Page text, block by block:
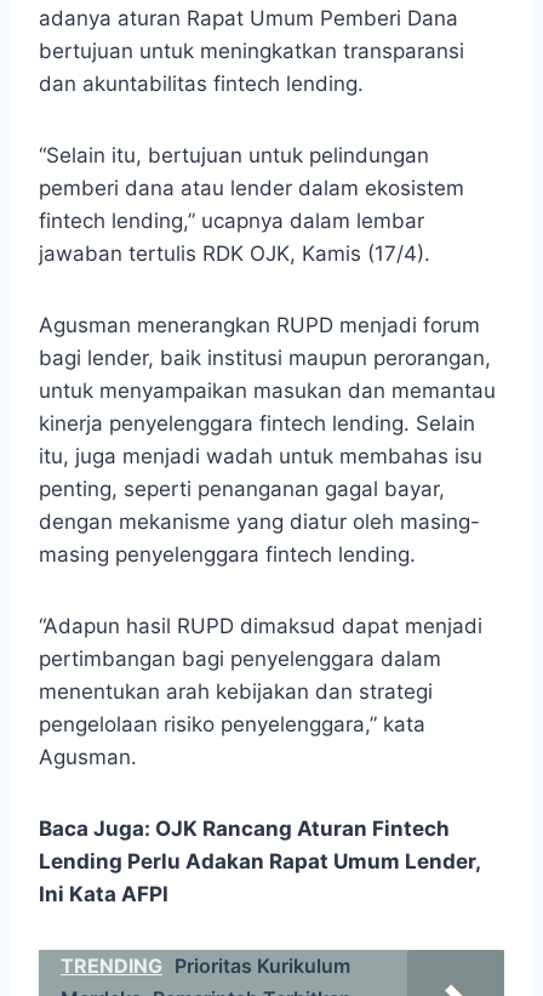
adanya aturan Rapat Umum Pemberi Dana
bertujuan untuk meningkatkan transparansi
dan akuntabilitas fintech lending.
“Selain itu, bertujuan untuk pelindungan
pemberi dana atau lender dalam ekosistem
fintech lending,” ucapnya dalam lembar
jawaban tertulis RDK OJK, Kamis (17/4).
Agusman menerangkan RUPD menjadi forum
bagi lender, baik institusi maupun perorangan,
untuk menyampaikan masukan dan memantau
kinerja penyelenggara fintech lending. Selain
itu, juga menjadi wadah untuk membahas isu
penting, seperti penanganan gagal bayar,
dengan mekanisme yang diatur oleh masing-
masing penyelenggara fintech lending.
“Adapun hasil RUPD dimaksud dapat menjadi
pertimbangan bagi penyelenggara dalam
menentukan arah kebijakan dan strategi
pengelolaan risiko penyelenggara,” kata
Agusman.
Baca Juga: OJK Rancang Aturan Fintech
Lending Perlu Adakan Rapat Umum Lender,
Ini Kata AFPI
TRENDING Prioritas Kurikulum